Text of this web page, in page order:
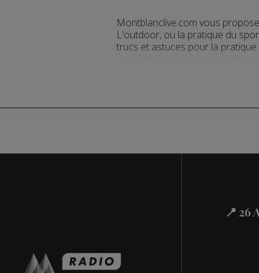
Montblanclive.com vous
L'outdoor, ou la pratique du
trucs et astuces pour la
aussi découvrez nos conseils
📍 26